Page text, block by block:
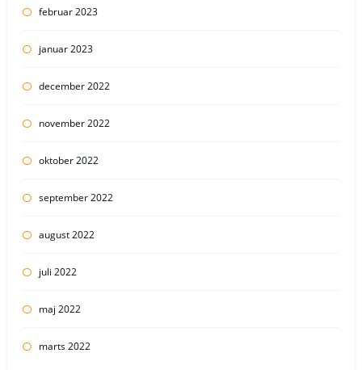
februar 2023
januar 2023
december 2022
november 2022
oktober 2022
september 2022
august 2022
juli 2022
maj 2022
marts 2022